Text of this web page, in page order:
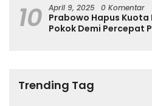
10 April 9, 2025 0 Komentar
Prabowo Hapus
Pokok Demi Percepat
Trending Tag